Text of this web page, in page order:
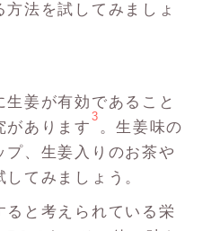
方法を試してみましょ
生姜が有効であること
があります
3
。生姜味の
プ、生姜入りのお茶や
てみましょう。
ると考えられている栄